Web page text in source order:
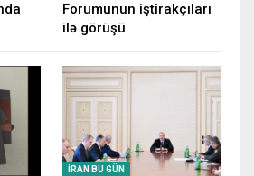
Forumunun iştirakçıları
ilə görüşü
İRAN BU GÜN